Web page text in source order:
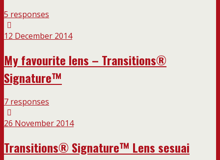
5 responses
12 December 2014
My favourite lens – Transitions®
Signature™
7 responses
26 November 2014
Transitions® Signature™ Lens sesuai